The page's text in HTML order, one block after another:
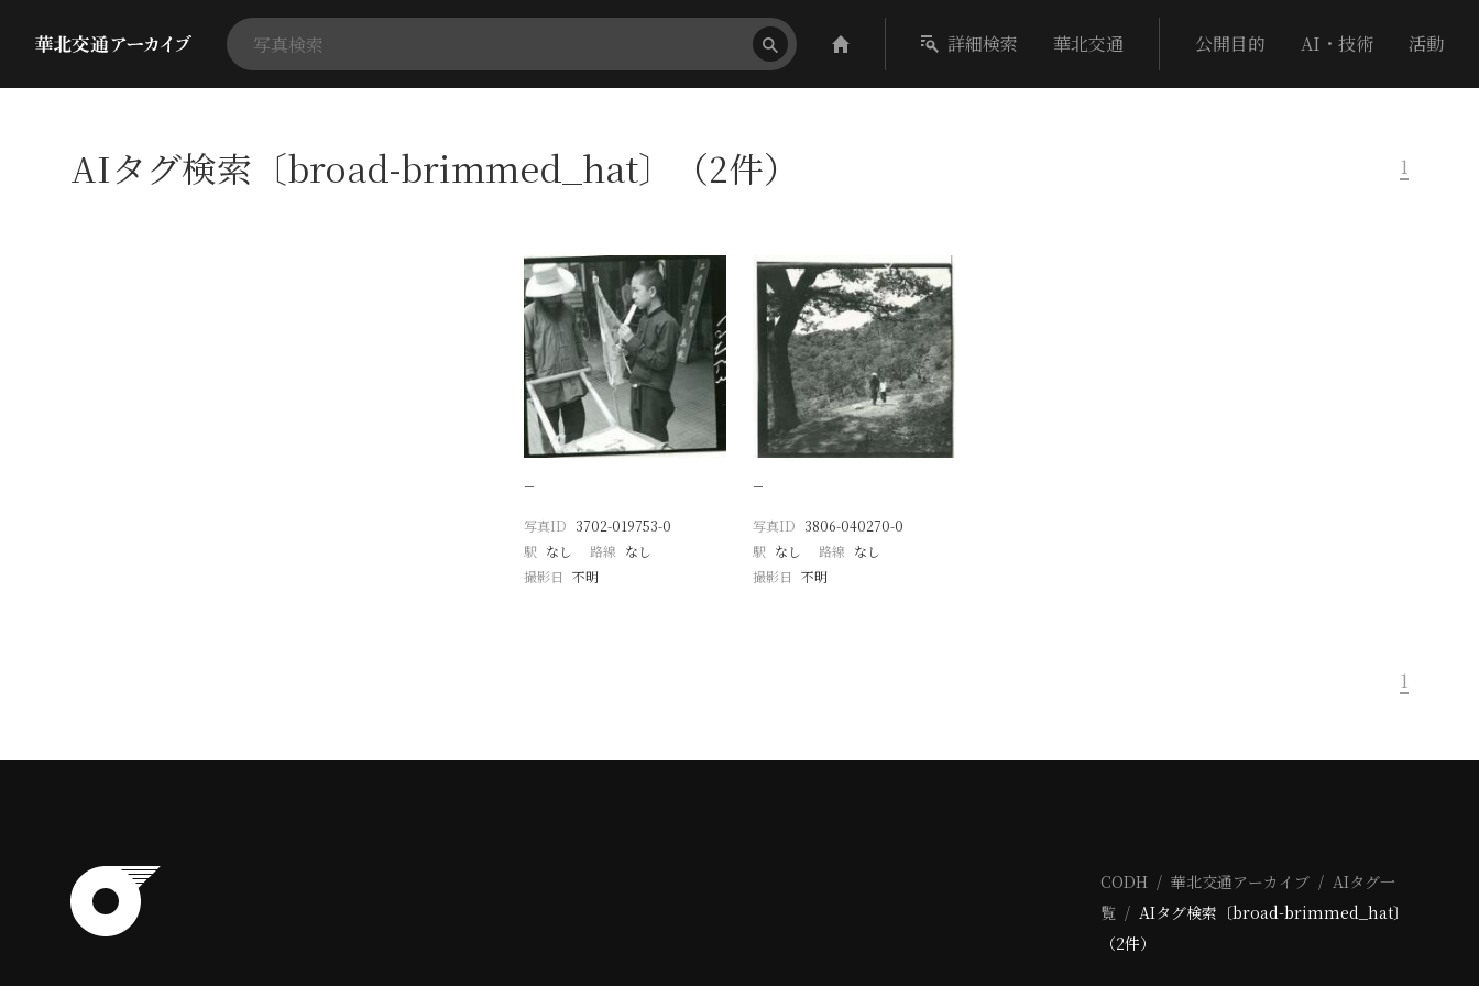
詳細検索 華北交通 公開目的 AI・技術 活動
AIタグ検索〔broad-brimmed_hat〕（2件） 1
−
写真ID 3702-019753-0
駅 なし 路線 なし
撮影日 不明
−
写真ID 3806-040270-0
駅 なし 路線 なし
撮影日 不明
1
CODH 華北交通アーカイブ
AIタグ一
覧
AIタグ検索〔broad-brimmed_hat〕
（2件）